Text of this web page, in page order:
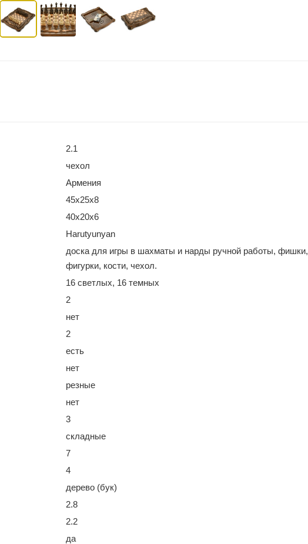
2.1
чехол
Армения
45х25х8
40х20х6
Harutyunyan
доска для игры в шахматы и нарды ручной работы, фишки,
фигурки, кости, чехол.
16 светлых, 16 темных
2
нет
2
есть
нет
резные
нет
3
складные
7
4
дерево (бук)
2.8
2.2
да